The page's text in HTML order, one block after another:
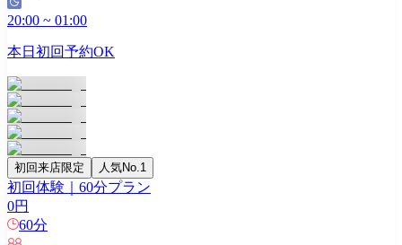
20:00 ~ 01:00
本日初回予約OK
初回来店限定 人気No.1
初回体験｜60分プラン
0円
60分